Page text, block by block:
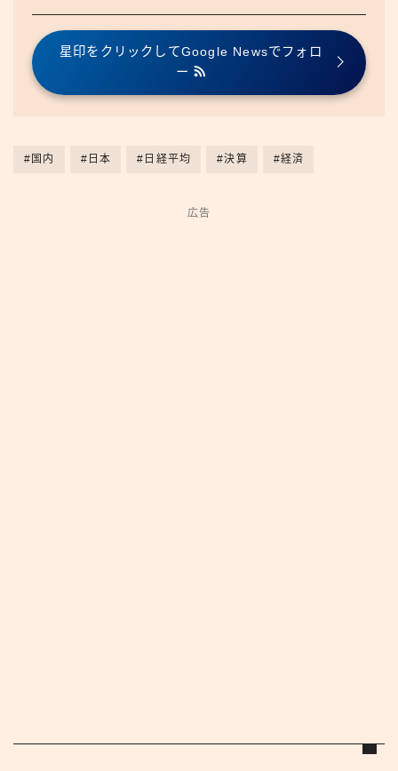
星印をクリックしてGoogle Newsでフォロ
ー
#国内 #日本 #日経平均 #決算 #経済
広告